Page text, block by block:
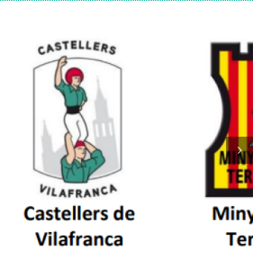
de Vilafranca unieixen tradició i
patrimoni en un viatge de colla a la Vall
d’Aran i a la Vall de Boí